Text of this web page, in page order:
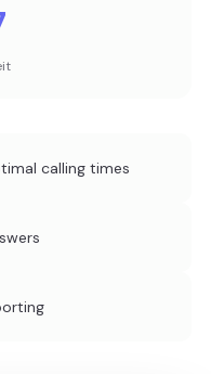
calling times